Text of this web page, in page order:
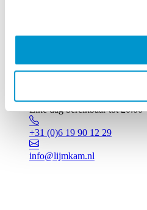
Elke dag bereikbaar tot 20:00
+31 (0)6 19 90 12 29
info@lijmkam.nl